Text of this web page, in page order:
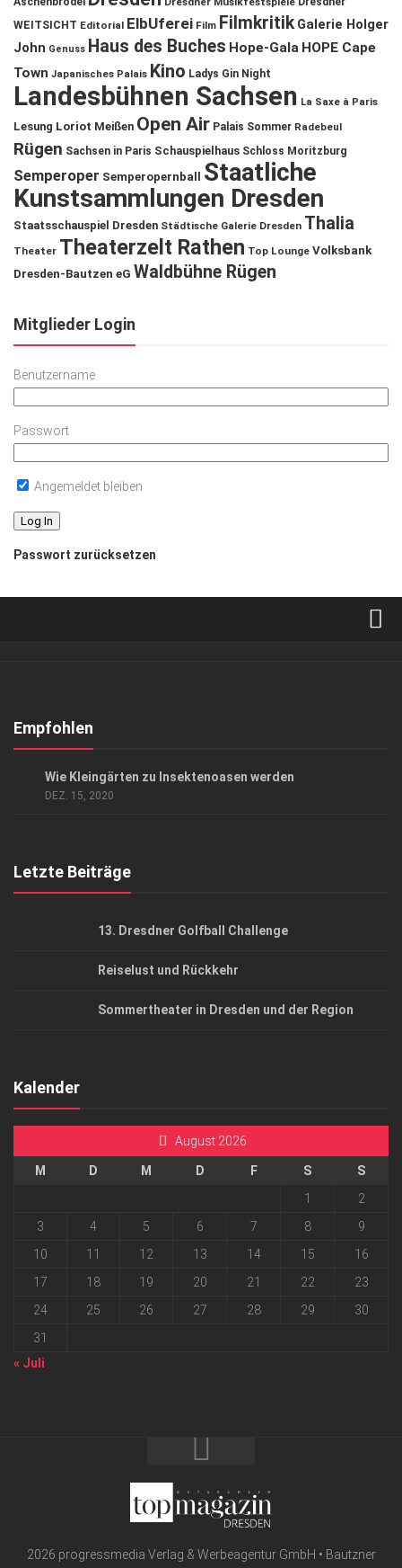
WEITSICHT Editorial ElbUferei Film Filmkritik Galerie Holger
John Genuss Haus des Buches Hope-Gala HOPE Cape
Town Japanisches Palais Kino Ladys Gin Night
Landesbühnen Sachsen La Saxe à Paris
Lesung Loriot Meißen Open Air Palais Sommer Radebeul
Rügen Sachsen in Paris Schauspielhaus Schloss Moritzburg
Semperoper Semperopernball
Staatliche
Kunstsammlungen Dresden
Staatsschauspiel Dresden Städtische Galerie Dresden Thalia
Theater Theaterzelt Rathen Top Lounge Volksbank
Dresden-Bautzen eG Waldbühne Rügen
Mitglieder Login
Benutzername
Passwort
Angemeldet bleiben
Passwort zurücksetzen
Kontakt, Impressum
Empfohlen
Wie Kleingärten zu Insektenoasen werden
DEZ. 15, 2020
Letzte Beiträge
13. Dresdner Golfball Challenge
Reiselust und Rückkehr
Sommertheater in Dresden und der Region
Kalender
August 2026
M D M D F S
S
1
2
3
4 5 6 7 8
9
10
11 12 13 14 15
16
17
18 19 20 21 22
23
24
25 26 27 28 29
30
31
« Juli
2026 progressmedia Verlag & Werbeagentur GmbH • Bautzner